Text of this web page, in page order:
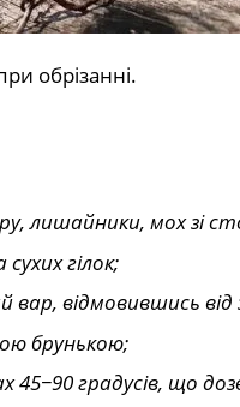
обрізанні.
лишайники, мох зі
гілок;
вар, відмовившись
брунькою;
45−90 градусів, що